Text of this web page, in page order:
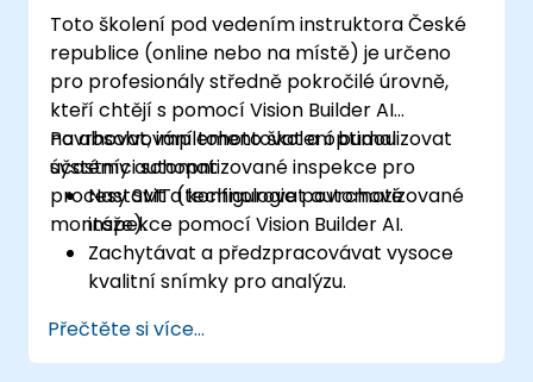
Toto školení pod vedením instruktora České
republice (online nebo na místě) je určeno
pro profesionály středně pokročilé úrovně,
kteří chtějí s pomocí Vision Builder AI
navrhovat, implementovat a optimalizovat
systémy automatizované inspekce pro
procesy SMT (technologie povrchové
montáže).
Po absolvování tohoto školení budou
účastníci schopni:
Nastavit a konfigurovat automatizované
inspekce pomocí Vision Builder AI.
Zachytávat a předzpracovávat vysoce
kvalitní snímky pro analýzu.
a ověřování správnosti procesů.
Vytvářet inspekční zprávy a
Přečtěte si více...